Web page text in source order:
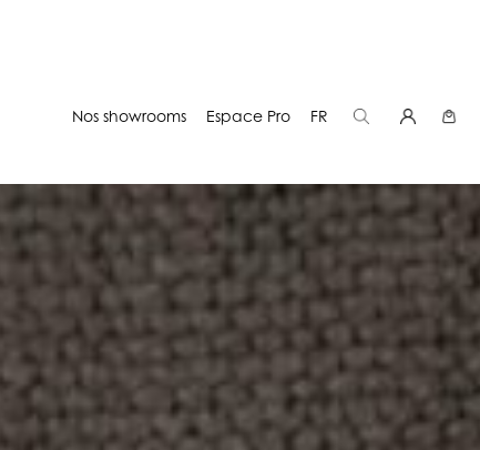
Nos showrooms Espace Pro FR